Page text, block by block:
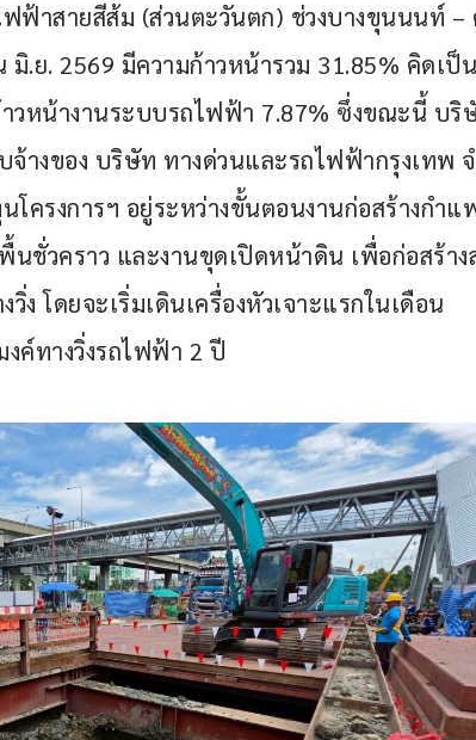
ฟฟ้าสายสีส้ม (ส่วนตะวันตก) ช่วงบางขุนนนท์ –
.ย. 2569 มีความก้าวหน้ารวม 31.85% คิดเป็
วหน้างานระบบรถไฟฟ้า 7.87% ซึ่งขณะนี้ บริ
างของ บริษัท ทางด่วนและรถไฟฟ้ากรุงเทพ
ครงการฯ อยู่ระหว่างขั้นตอนงานก่อสร้างกำแ
ชั่วคราว และงานขุดเปิดหน้าดิน เพื่อก่อสร้าง
ง โดยจะเริ่มเดินเครื่องหัวเจาะแรกในเดือน
งค์ทางวิ่งรถไฟฟ้า 2 ปี